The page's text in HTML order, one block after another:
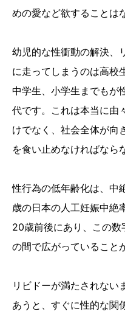
めの愛など欲することは
幼児的な性衝動の解決、
に走ってしまうのは高校
中学生、小学生までもが
代です。これは本当に由
けでなく、社会全体が向
を食い止めなければなら
性行為の低年齢化は、中
歳の日本の人工妊娠中絶
20歳前後にあり、この
の間で広がっていること
リビドーが満たされない
あうと、すぐに性的な関